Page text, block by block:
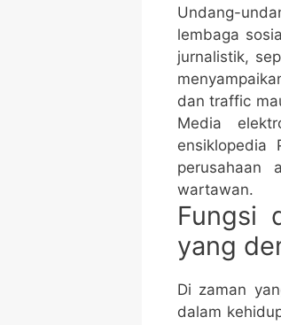
Undang-
lembaga
jurnalistik,
dan traffic
Media
ensiklopedia
perusahaan
wartawan.
Fungsi
yang
Di zaman
dalam